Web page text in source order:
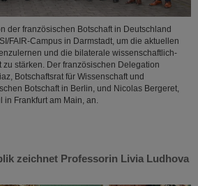
der französischen Botschaft in Deutschland
FAIR-Campus in Darmstadt, um die aktuellen
und die bilaterale wissenschaftlich-
stärken. Der französischen Delegation
Botschaftsrat für Wissenschaft und
Botschaft in Berlin, und Nicolas Bergeret,
Frankfurt am Main, an.
zeichnet Professorin Livia Ludhova